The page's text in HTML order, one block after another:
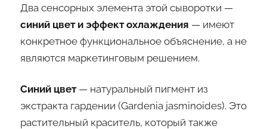
Два сенсорных элемента этой сыворотки —
синий цвет и эффект охлаждения — имеют
конкретное функциональное объяснение, а не
являются маркетинговым решением.
Синий цвет— натуральный пигмент из
экстракта гардении (Gardenia jasminoides). Это
растительный краситель, который также